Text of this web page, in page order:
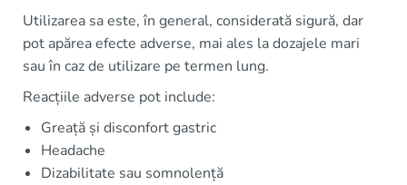
Utilizarea sa este, în general, considerată sigură, dar
pot apărea efecte adverse, mai ales la dozajele mari
sau în caz de utilizare pe termen lung.
Reacțiile adverse pot include:
Greață și disconfort gastric
Headache
Dizabilitate sau somnolență